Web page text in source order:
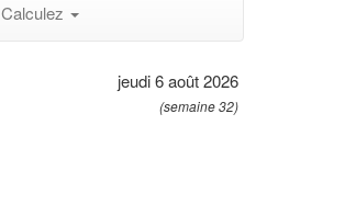
Calculez
jeudi 6 août 2026
(semaine 32)